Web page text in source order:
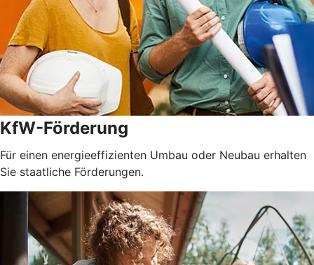
KfW-Förderung
Für einen energieeffizienten Umbau oder Neubau erhalten
Sie staatliche Förderungen.